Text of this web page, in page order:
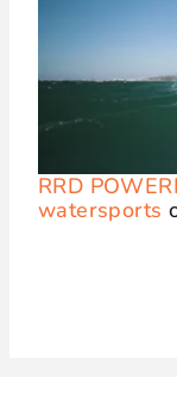
RRD
watersports